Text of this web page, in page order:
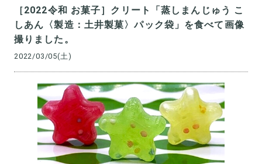
［2022令和 お菓子］クリート「蒸しまんじゅう こ
しあん〈製造：土井製菓〉パック袋」を食べて画像
撮りました。
2022/03/05(土)